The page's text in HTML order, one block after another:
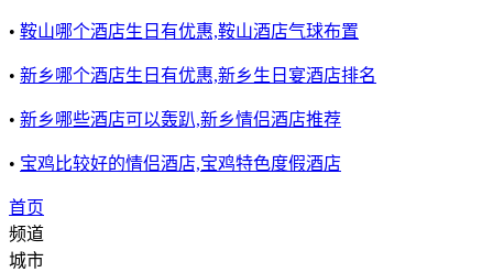
• 鞍山哪个酒店生日有优惠,鞍山酒店气球布置
• 新乡哪个酒店生日有优惠,新乡生日宴酒店排名
• 新乡哪些酒店可以轰趴,新乡情侣酒店推荐
• 宝鸡比较好的情侣酒店,宝鸡特色度假酒店
首页
频道
城市